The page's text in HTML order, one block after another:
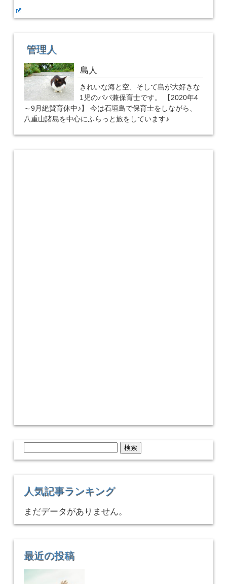
管理人
島人
きれいな海と空、そして島が大好きな
1児のパパ兼保育士です。 【2020年4
～9月絶賛育休中♪】 今は石垣島で保育士をしながら、
八重山諸島を中心にふらっと旅をしています♪
索:
人気記事ランキング
まだデータがありません。
最近の投稿